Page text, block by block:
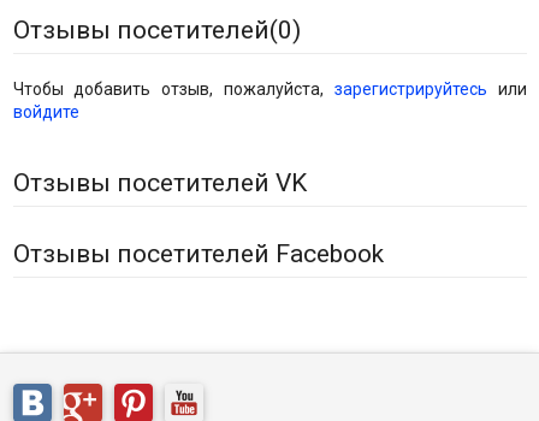
Отзывы посетителей(0)
Чтобы добавить отзыв, пожалуйста, зарегистрируйтесь или
войдите
Отзывы посетителей VK
Отзывы посетителей Facebook